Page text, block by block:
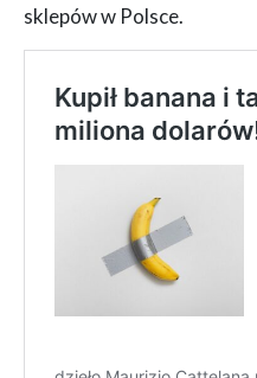
sklepów w Polsce.